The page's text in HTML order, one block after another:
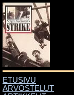
ETUSIVU
ARVOSTELUT